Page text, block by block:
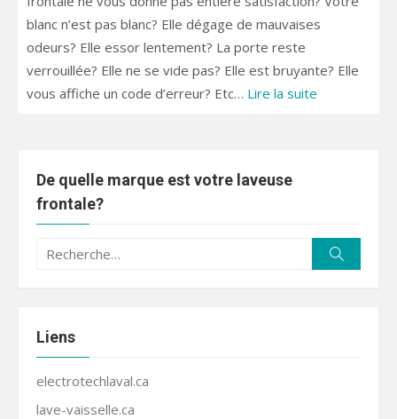
blanc n’est pas blanc? Elle dégage de mauvaises
odeurs? Elle essor lentement? La porte reste
verrouillée? Elle ne se vide pas? Elle est bruyante? Elle
vous affiche un code d’erreur? Etc… Lire la suite
De quelle marque est votre laveuse
frontale?
Recherche
Liens
electrotechlaval.ca
lave-vaisselle.ca